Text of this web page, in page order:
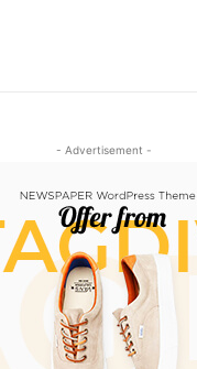
- Advertisement -